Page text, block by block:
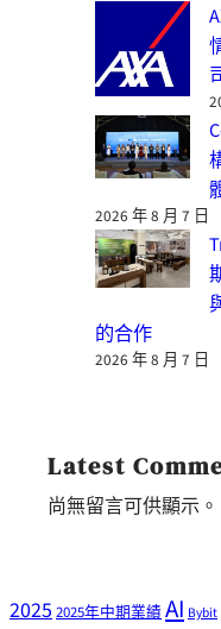
2026 年 8 月 7 日
的合作
2026 年 8 月 7 日
Latest
尚無留言可供顯示。
2025 2025年中期業績AI Bybit